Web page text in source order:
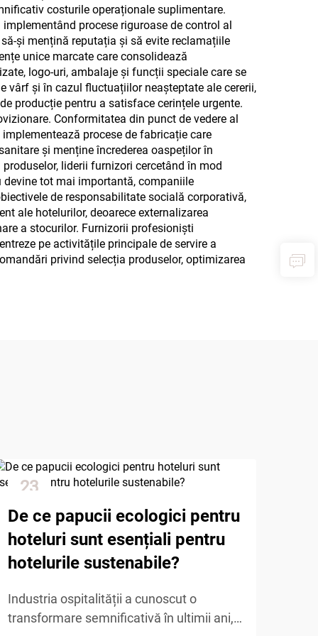
costurile operaționale suplimentare.
procese riguroase de control al
și mențină reputația și să evite reclamațiile
unice marcate care consolidează
logo-uri, ambalaje și funcții speciale care se
vârf și în cazul fluctuațiilor neașteptate ale cererii,
producție pentru a satisface cerințele urgente.
Conformitatea din punct de vedere al
procese de fabricație care
și menține încrederea oaspeților în
liderii furnizori cercetând în mod
tot mai importantă, companiile
de responsabilitate socială corporativă,
ale hotelurilor, deoarece externalizarea
a stocurilor. Furnizorii profesioniști
pe activitățile principale de servire a
privind selecția produselor, optimizarea
23
De ce papucii ecologici pentru
hoteluri sunt esențiali pentru
hotelurile sustenabile?
Industria ospitalității a cunoscut o
transformare semnificativă în ultimii ani,